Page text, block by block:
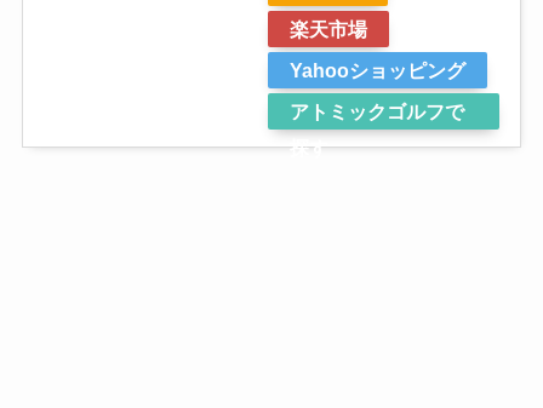
楽天市場
Yahooショッピング
アトミックゴルフで
探す